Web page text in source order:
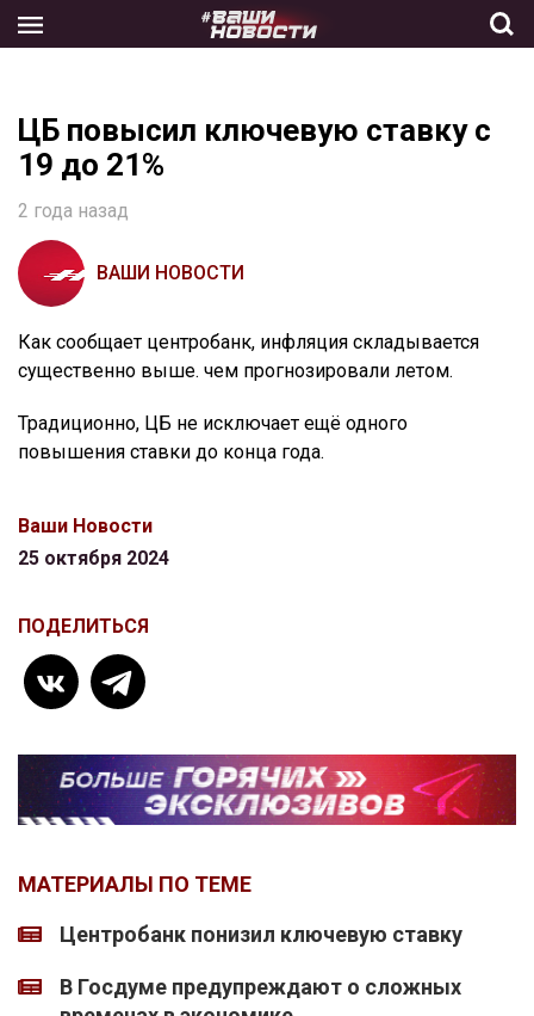
the
ЦБ повысил ключевую ставку с
19 до 21%
2 года назад
ВАШИ НОВОСТИ
Как сообщает центробанк, инфляция складывается
существенно выше. чем прогнозировали летом.
Традиционно, ЦБ не исключает ещё одного
повышения ставки до конца года.
Ваши Новости
25 октября 2024
ПОДЕЛИТЬСЯ
МАТЕРИАЛЫ ПО ТЕМЕ
Центробанк понизил ключевую ставку
В Госдуме предупреждают о сложных